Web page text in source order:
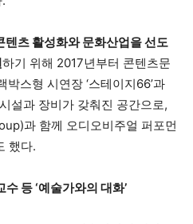
텐츠 활성화와 문화산업을 선도
하기 위해 2017년부터 콘텐츠문
스형 시연장 ‘스테이지66’과
설과 장비가 갖춰진 공간으로,
과 함께 오디오비주얼 퍼포먼
했다.
등 ‘예술가와의 대화’